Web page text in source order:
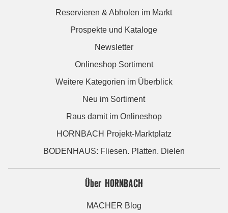
Reservieren & Abholen im Markt
Prospekte und Kataloge
Newsletter
Onlineshop Sortiment
Weitere Kategorien im Überblick
Neu im Sortiment
Raus damit im Onlineshop
HORNBACH Projekt-Marktplatz
BODENHAUS: Fliesen. Platten. Dielen
Über HORNBACH
MACHER Blog